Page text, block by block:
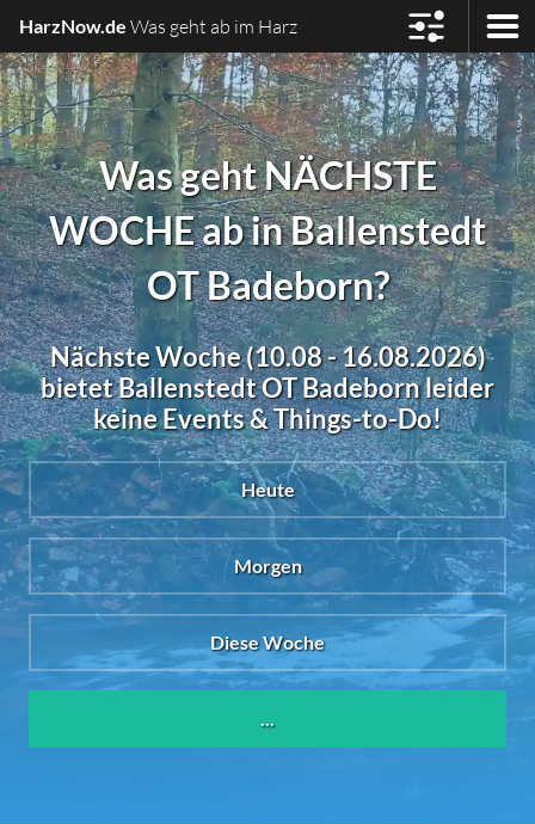
HarzNow.de Was geht ab im Harz
Was geht NÄCHSTE
WOCHE ab in Ballenstedt
OT Badeborn?
Nächste Woche (10.08 - 16.08.2026)
bietet Ballenstedt OT Badeborn leider
keine Events & Things-to-Do!
Heute
Morgen
Diese Woche